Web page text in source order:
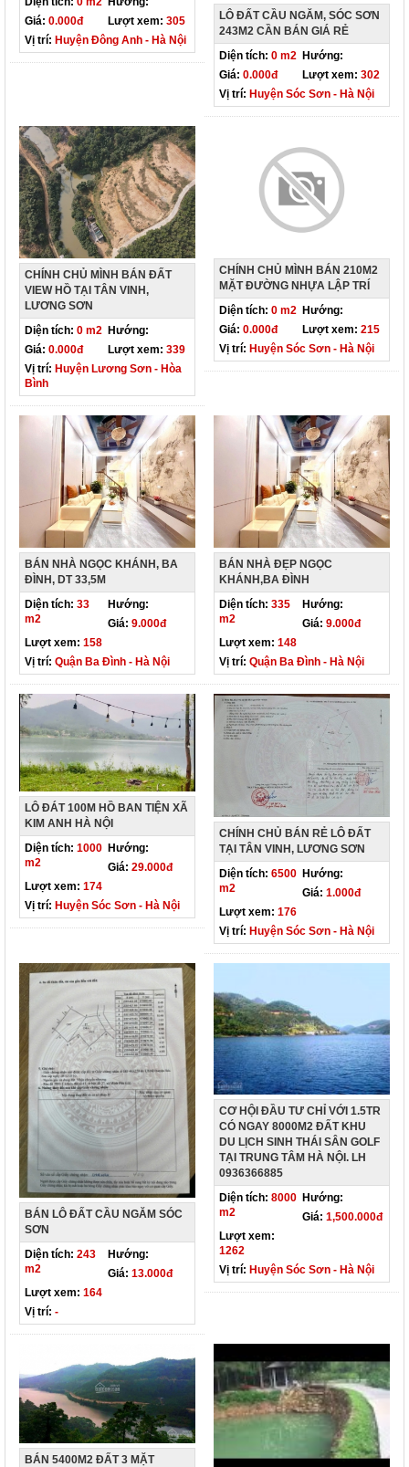
Giá: 0.000đ Lượt xem: 305
Vị trí: Huyện Đông Anh - Hà Nội
LÔ ĐẤT CẦU NGĂM, SÓC SƠN
243M2 CẦN BÁN GIÁ RẺ
Diện tích: 0 m2 Hướng:
Giá: 0.000đ Lượt xem: 302
Vị trí: Huyện Sóc Sơn - Hà Nội
CHÍNH CHỦ MÌNH BÁN ĐẤT
VIEW HỒ TẠI TÂN VINH,
LƯƠNG SƠN
Diện tích: 0 m2 Hướng:
Giá: 0.000đ Lượt xem: 339
Vị trí: Huyện Lương Sơn - Hòa
Bình
CHÍNH CHỦ MÌNH BÁN 210M2
MẶT ĐƯỜNG NHỰA LẬP TRÍ
Diện tích: 0 m2 Hướng:
Giá: 0.000đ Lượt xem: 215
Vị trí: Huyện Sóc Sơn - Hà Nội
BÁN NHÀ NGỌC KHÁNH, BA
ĐÌNH, DT 33,5M
Diện tích: 33
m2
Hướng:
Giá: 9.000đ
Lượt xem: 158
Vị trí: Quận Ba Đình - Hà Nội
BÁN NHÀ ĐẸP NGỌC
KHÁNH,BA ĐÌNH
Diện tích: 335
m2
Hướng:
Giá: 9.000đ
Lượt xem: 148
Vị trí: Quận Ba Đình - Hà Nội
LÔ ĐÁT 100M HỒ BAN TIỆN XÃ
KIM ANH HÀ NỘI
Diện tích: 1000
m2
Hướng:
Giá: 29.000đ
Lượt xem: 174
Vị trí: Huyện Sóc Sơn - Hà Nội
CHÍNH CHỦ BÁN RẺ LÔ ĐẤT
TẠI TÂN VINH, LƯƠNG SƠN
Diện tích: 6500
m2
Hướng:
Giá: 1.000đ
Lượt xem: 176
Vị trí: Huyện Sóc Sơn - Hà Nội
BÁN LÔ ĐẤT CẦU NGĂM SÓC
SƠN
Diện tích: 243
m2
Hướng:
Giá: 13.000đ
Lượt xem: 164
Vị trí: -
CƠ HỘI ĐẦU TƯ CHỈ VỚI 1.5TR
CÓ NGAY 8000M2 ĐẤT KHU
DU LỊCH SINH THÁI SÂN GOLF
TẠI TRUNG TÂM HÀ NỘI. LH
0936366885
Diện tích: 8000
m2
Hướng:
Giá: 1,500.000đ
Lượt xem:
1262
Vị trí: Huyện Sóc Sơn - Hà Nội
BÁN 5400M2 ĐẤT 3 MẶT